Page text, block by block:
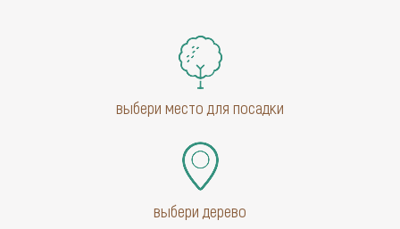
выбери место для посадки
выбери дерево